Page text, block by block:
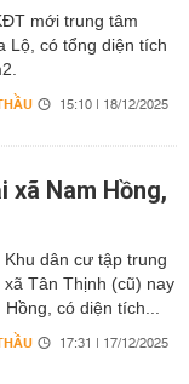
mới trung tâm
Lộ, có tổng diện tích
15:10 | 18/12/2025
xã Nam Hồng,
dân cư tập trung
Tân Thịnh (cũ) nay
có diện tích...
17:31 | 17/12/2025